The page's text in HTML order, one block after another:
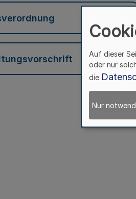
Auf dieser
oder nur
die
Nur